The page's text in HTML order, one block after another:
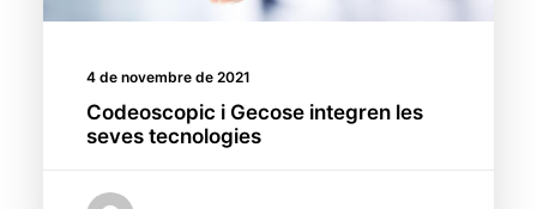
4 de novembre de 2021
Codeoscopic i Gecose integren les
seves tecnologies